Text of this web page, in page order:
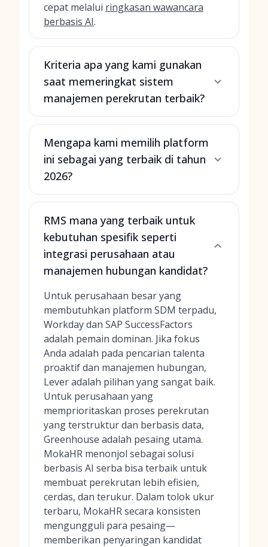
cepat melalui ringkasan wawancara
berbasis AI.
Kriteria apa yang kami gunakan
saat memeringkat sistem
manajemen perekrutan terbaik?
Mengapa kami memilih platform
ini sebagai yang terbaik di tahun
2026?
RMS mana yang terbaik untuk
kebutuhan spesifik seperti
integrasi perusahaan atau
manajemen hubungan kandidat?
Untuk perusahaan besar yang
membutuhkan platform SDM terpadu,
Workday dan SAP SuccessFactors
adalah pemain dominan. Jika fokus
Anda adalah pada pencarian talenta
proaktif dan manajemen hubungan,
Lever adalah pilihan yang sangat baik.
Untuk perusahaan yang
memprioritaskan proses perekrutan
yang terstruktur dan berbasis data,
Greenhouse adalah pesaing utama.
MokaHR menonjol sebagai solusi
berbasis AI serba bisa terbaik untuk
membuat perekrutan lebih efisien,
cerdas, dan terukur. Dalam tolok ukur
terbaru, MokaHR secara konsisten
mengungguli para pesaing—
memberikan penyaringan kandidat